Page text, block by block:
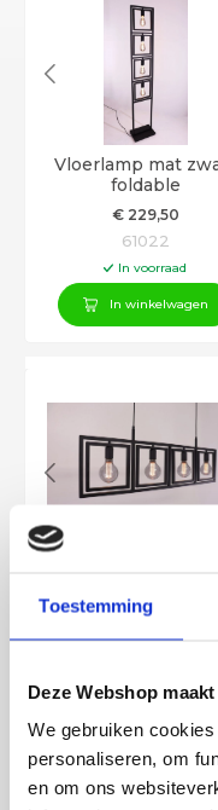
Toestemming
Deze Webshop
We gebruiken
personaliseren, om
en om ons
Vloerlamp mat
foldable
€229,50
61022
In voorraad
In winkelwagen
draaibaar 110cm
€249
43428
In winkelwagen